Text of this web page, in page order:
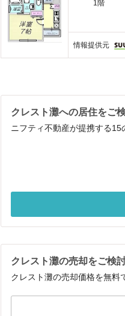
1階
情報提供元
クレスト灘への居住をご
ニフティ不動産が提携する15
クレスト灘の売却をご検
クレスト灘の売却価格を無料